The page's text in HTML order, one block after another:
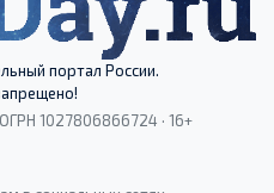
портал России.
1027806866724 · 16+